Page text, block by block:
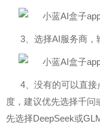
3、选择AI服务商，
4、没有的可以直
度，建议优先选择千
先选择DeepSeek或